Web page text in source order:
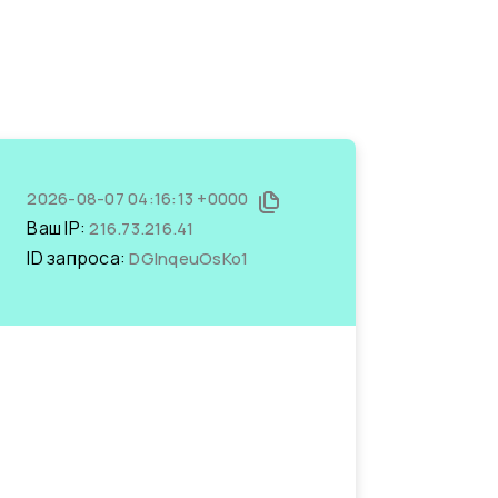
2026-08-07 04:16:13 +0000
Ваш IP:216.73.216.41
ID запроса:DGInqeuOsKo1